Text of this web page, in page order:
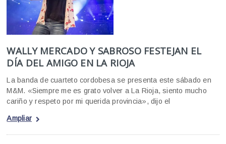
WALLY MERCADO Y SABROSO FESTEJAN EL
DÍA DEL AMIGO EN LA RIOJA
La banda de cuarteto cordobesa se presenta este sábado en
M&M. «Siempre me es grato volver a La Rioja, siento mucho
cariño y respeto por mi querida provincia», dijo el
Ampliar